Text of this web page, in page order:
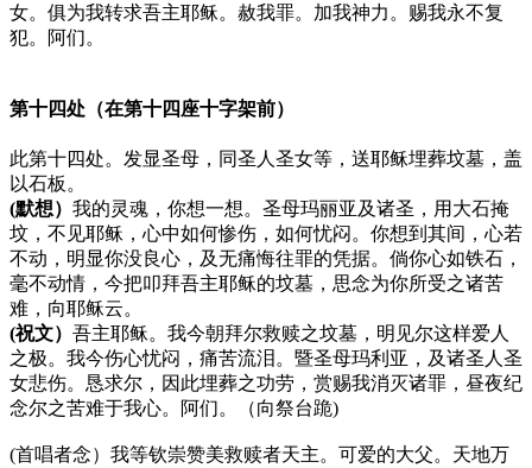
女。俱为我转求吾主耶稣。赦我罪。加我神力。赐我永不复
犯。阿们。
第十四处（在第十四座十字架前）
此第十四处。发显圣母，同圣人圣女等，送耶稣埋葬坟墓，盖
以石板。
(默想） 我的灵魂，你想一想。圣母玛丽亚及诸圣，用大石掩
坟，不见耶稣，心中如何惨伤，如何忧闷。你想到其间，心若
不动，明显你没良心，及无痛悔往罪的凭据。倘你心如铁石，
毫不动情，今把叩拜吾主耶稣的坟墓，思念为你所受之诸苦
难，向耶稣云。
(祝文） 吾主耶稣。我今朝拜尔救赎之坟墓，明见尔这样爱人
之极。我今伤心忧闷，痛苦流泪。暨圣母玛利亚，及诸圣人圣
女悲伤。恳求尔，因此埋葬之功劳，赏赐我消灭诸罪，昼夜纪
念尔之苦难于我心。阿们。（向祭台跪)
(首唱者念）我等钦崇赞美救赎者天主。可爱的大父。天地万